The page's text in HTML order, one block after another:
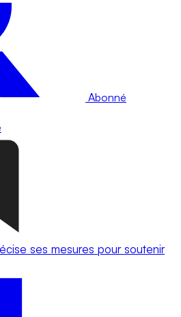
Abonné
ses mesures pour soutenir